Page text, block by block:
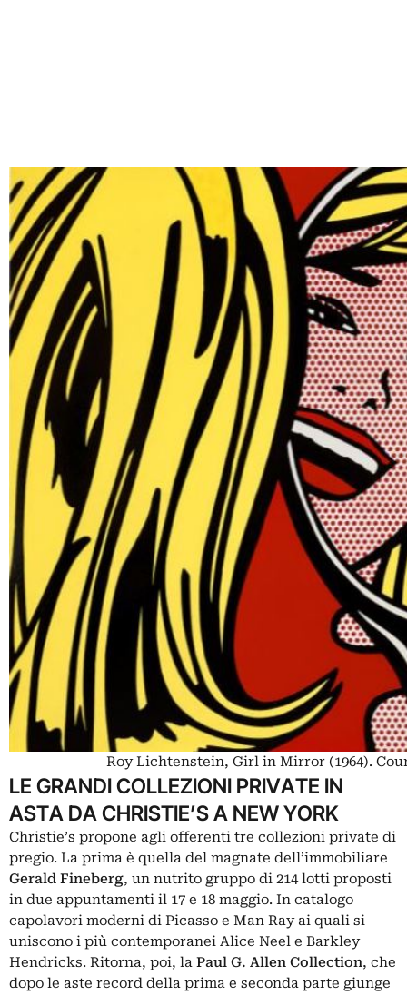
Roy Lichtenstein, Girl in Mirror (1964).
LE GRANDI COLLEZIONI PRIVATE IN
ASTA DA CHRISTIE’S A NEW YORK
Christie’s propone agli offerenti tre collezioni private di
pregio. La prima è quella del magnate dell’immobiliare
Gerald Fineberg, un nutrito gruppo di 214 lotti proposti
in due appuntamenti il 17 e 18 maggio. In catalogo
capolavori moderni di Picasso e Man Ray ai quali si
uniscono i più contemporanei Alice Neel e Barkley
Hendricks. Ritorna, poi, la Paul G. Allen Collection, che
dopo le aste record della prima e seconda parte giunge